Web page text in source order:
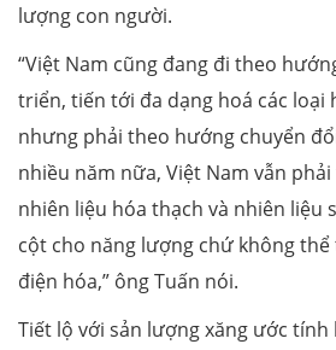
lượng con người.
“Việt Nam cũng đang đi theo
triển, tiến tới đa dạng hoá các loại
nhưng phải theo hướng chuyển
nhiều năm nữa, Việt Nam vẫn
nhiên liệu hóa thạch và nhiên liệu
cột cho năng lượng chứ không thể
điện hóa,” ông Tuấn nói.
Tiết lộ với sản lượng xăng ước tính